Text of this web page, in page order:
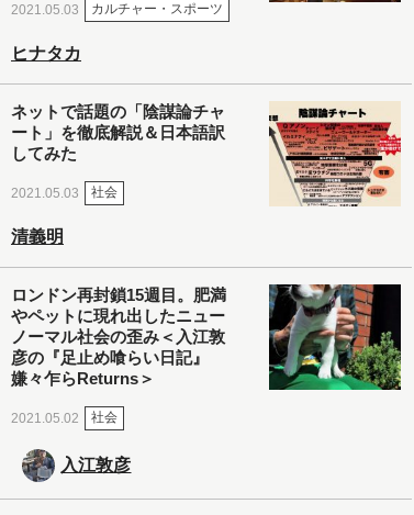
2021.05.03 カルチャー・スポーツ
ヒナタカ
ネットで話題の「陰謀論チャ
ート」を徹底解説＆日本語訳
してみた
2021.05.03 社会
清義明
ロンドン再封鎖15週目。肥満
やペットに現れ出したニュー
ノーマル社会の歪み＜入江敦
彦の『足止め喰らい日記』
嫌々乍らReturns＞
2021.05.02 社会
入江敦彦